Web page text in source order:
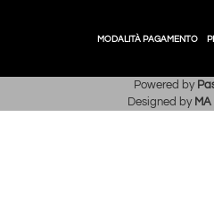
MODALITÀ PAGAMENTO
Powered by
Designed by